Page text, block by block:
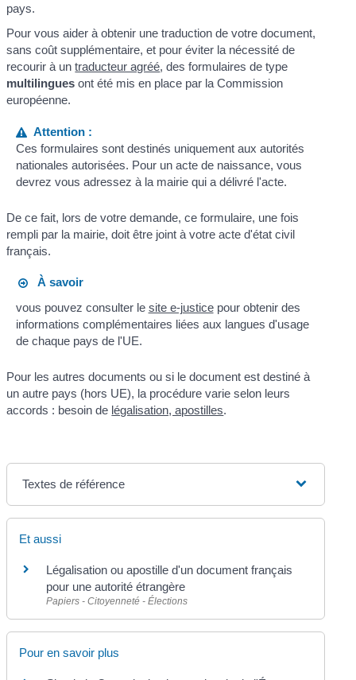
pays.
Pour vous aider à obtenir une traduction de votre document,
sans coût supplémentaire, et pour éviter la nécessité de
recourir à untraducteur agréé, des formulaires de type
multilingues ont été mis en place par la Commission
européenne.
Attention :
Ces formulaires sont destinés uniquement aux autorités
nationales autorisées. Pour un acte de naissance, vous
devrez vous adressez à la mairie qui a délivré l'acte.
De ce fait, lors de votre demande, ce formulaire, une fois
rempli par la mairie, doit être joint à votre acte d'état civil
français.
À savoir
vous pouvez consulter le site e-justicepour obtenir des
informations complémentaires liées aux langues d'usage
de chaque pays de l'UE.
Pour les autres documents ou si le document est destiné à
un autre pays (hors UE), la procédure varie selon leurs
accords : besoin de légalisation, apostilles.
Textes de référence
Et aussi
Légalisation ou apostille d'un document français
pour une autorité étrangère
Papiers - Citoyenneté - Élections
Pour en savoir plus